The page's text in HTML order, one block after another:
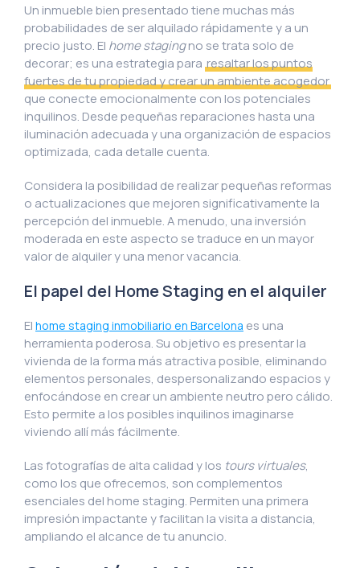
Un inmueble bien presentado tiene muchas más
probabilidades de ser alquilado rápidamente y a un
precio justo. El home stagingno se trata solo de
decorar; es una estrategia para resaltar los puntos
fuertes de tu propiedad y crear un ambiente acogedor
que conecte emocionalmente con los potenciales
inquilinos. Desde pequeñas reparaciones hasta una
iluminación adecuada y una organización de espacios
optimizada, cada detalle cuenta.
Considera la posibilidad de realizar pequeñas reformas
o actualizaciones que mejoren significativamente la
percepción del inmueble. A menudo, una inversión
moderada en este aspecto se traduce en un mayor
valor de alquiler y una menor vacancia.
El papel del Home Staging en el alquiler
El home staging inmobiliario en Barcelona es una
herramienta poderosa. Su objetivo es presentar la
vivienda de la forma más atractiva posible, eliminando
elementos personales, despersonalizando espacios y
enfocándose en crear un ambiente neutro pero cálido.
Esto permite a los posibles inquilinos imaginarse
viviendo allí más fácilmente.
Las fotografías de alta calidad y los tours virtuales,
como los que ofrecemos, son complementos
esenciales del home staging. Permiten una primera
impresión impactante y facilitan la visita a distancia,
ampliando el alcance de tu anuncio.